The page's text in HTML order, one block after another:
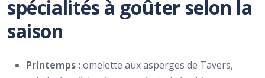
spécialités à goûter selon la
saison
Printemps :omelette aux asperges de Tavers,